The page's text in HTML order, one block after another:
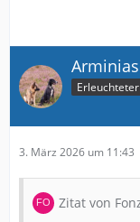
Erleuchteter
3. März 2026 um 11:43
Zitat von